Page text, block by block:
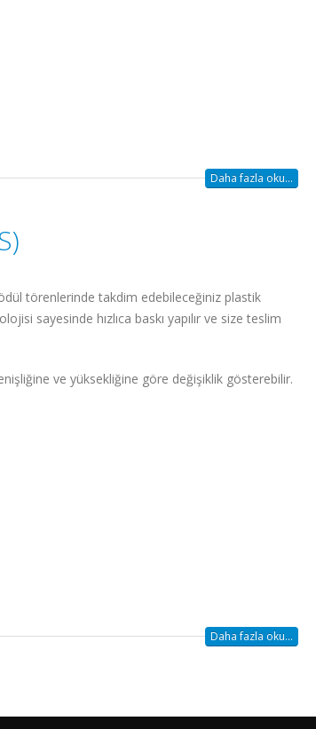
Daha fazla oku...
törenlerinde takdim edebileceğiniz plastik
sayesinde hızlıca baskı yapılır ve size teslim
ve yüksekliğine göre değişiklik gösterebilir.
Daha fazla oku...